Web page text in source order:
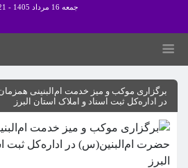
جمعه 16 مرداد 1405 - 14:21
برگزاری موکب و میز خدمت ام‌البنینی
در اداره‌کل ثبت اسناد و املاک استان البرز